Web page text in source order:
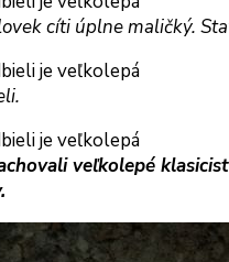
cíti úplne maličký.
veľkolepé